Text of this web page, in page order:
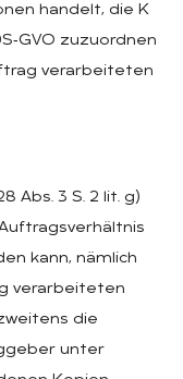
handelt, die K
zuzuordnen
verarbeiteten
Abs. 3 S. 2 lit. g)
kann, nämlich
verarbeiteten
die
unter